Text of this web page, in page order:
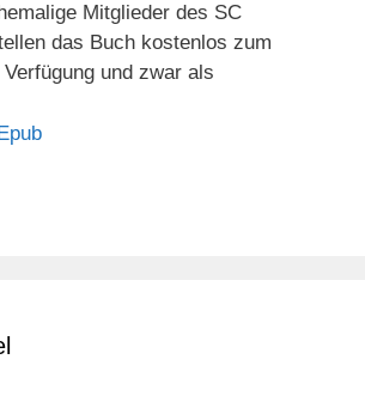
Mitglieder des SC
das Buch kostenlos zum
und zwar als